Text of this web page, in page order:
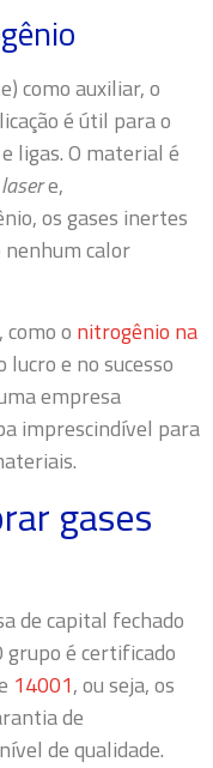
como auxiliar, o
é útil para o
ligas. O material é
lasere,
os gases inertes
calor
como o nitrogênio na
e no sucesso
empresa
imprescindível para
gases
de capital fechado
grupo é certificado
14001, ou seja, os
de
de qualidade.